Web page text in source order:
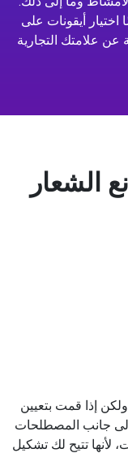
أيقونات على
الشعار
إذا قمت بتعيين
جانب المصطلحات
لأنها تتيح لك تشكيل